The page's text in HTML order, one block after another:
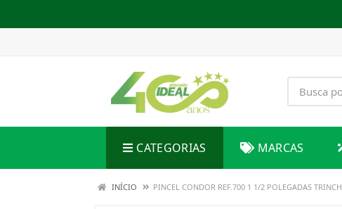
CATEGORIAS MARCAS
INÍCIO PINCEL CONDOR REF.700 1 1/2 POLEGADAS